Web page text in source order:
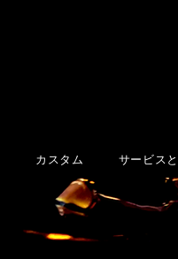
カスタム サービス